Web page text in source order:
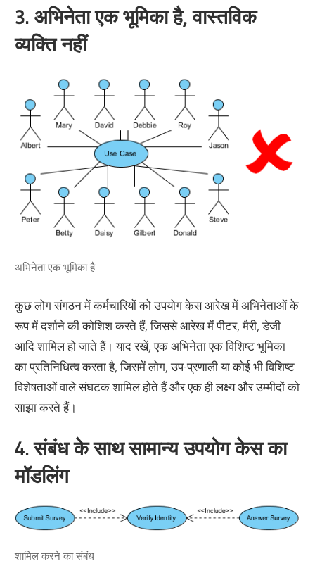
3. अभिनेता एक भूमिका है, वास्तविक
व्यक्ति नहीं
अभिनेता एक भूमिका है
कुछ लोग संगठन में कर्मचारियों को उपयोग केस आरेख में अभिनेताओं के
रूप में दर्शाने की कोशिश करते हैं, जिससे आरेख में पीटर, मैरी, डेजी
आदि शामिल हो जाते हैं। याद रखें, एक अभिनेता एक विशिष्ट भूमिका
का प्रतिनिधित्व करता है, जिसमें लोग, उप-प्रणाली या कोई भी विशिष्ट
विशेषताओं वाले संघटक शामिल होते हैं और एक ही लक्ष्य और उम्मीदों को
साझा करते हैं।
4. संबंध के साथ सामान्य उपयोग केस का
मॉडलिंग
शामिल करने का संबंध